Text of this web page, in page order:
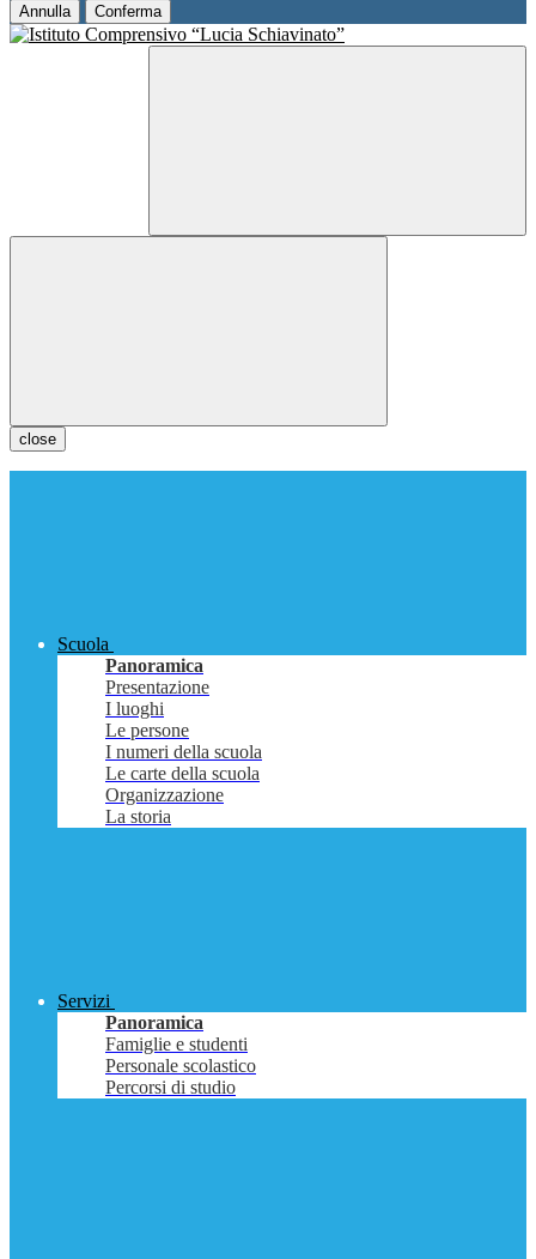
Annulla Conferma
close
Scuola
Panoramica
Presentazione
I luoghi
Le persone
I numeri della scuola
Le carte della scuola
Organizzazione
La storia
Servizi
Panoramica
Famiglie e studenti
Personale scolastico
Percorsi di studio